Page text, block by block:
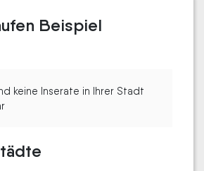
Beispiel
keine Inserate in Ihrer Stadt